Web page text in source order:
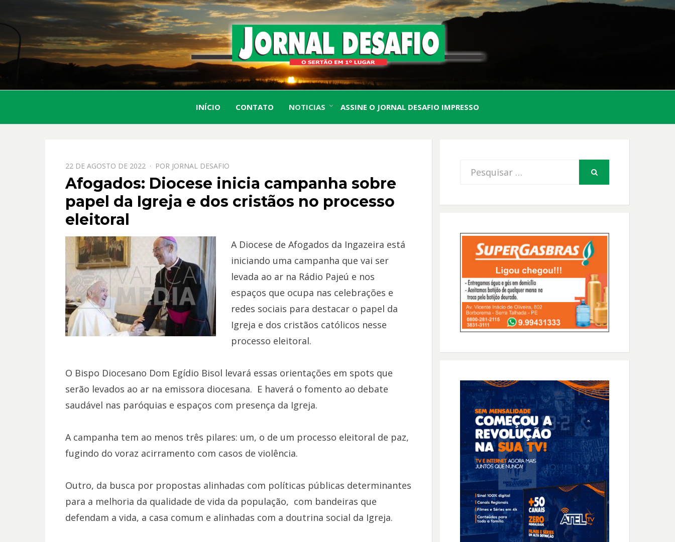
JORNAL
DESAFIO
O Sertão em 1º Lugar
INÍCIO CONTATO NOTICIAS ASSINE O JORNAL DESAFIO IMPRESSO
PPOSTADO
EM
22 DE AGOSTO DE 2022 POR JORNAL DESAFIO
Afogados: Diocese inicia campanha sobre
papel da Igreja e dos cristãos no processo
eleitoral
A Diocese de Afogados da Ingazeira está
iniciando uma campanha que vai ser
levada ao ar na Rádio Pajeú e nos
espaços que ocupa nas celebrações e
redes sociais para destacar o papel da
Igreja e dos cristãos católicos nesse
processo eleitoral.
O Bispo Diocesano Dom Egídio Bisol levará essas orientações em spots que
serão levados ao ar na emissora diocesana. E haverá o fomento ao debate
saudável nas paróquias e espaços com presença da Igreja.
A campanha tem ao menos três pilares: um, o de um processo eleitoral de paz,
fugindo do voraz acirramento com casos de violência.
Outro, da busca por propostas alinhadas com políticas públicas determinantes
para a melhoria da qualidade de vida da população, com bandeiras que
defendam a vida, a casa comum e alinhadas com a doutrina social da Igreja.
Procurar